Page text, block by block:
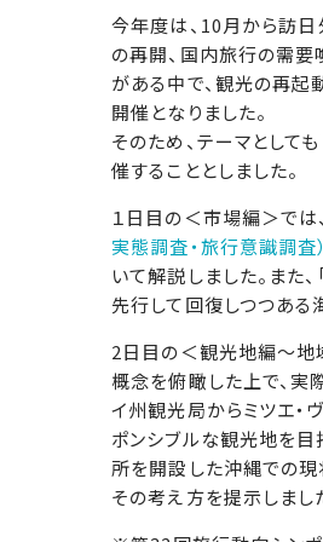
今年度は、10月から訪
の再開、国内旅行の需
がある中で、観光の再起
開催となりました。
そのため、テーマとして
催することとしました。
１日目の＜市場編＞で
実態調査・旅行意識調査）
いて解説しました。また、
先行して回復しつつある
2日目の＜観光地編～地
概念を俯瞰した上で、実
イ州観光局からミツエ・
ポンシブルな観光地を
所を開設した沖縄での現
その考え方を提示しまし